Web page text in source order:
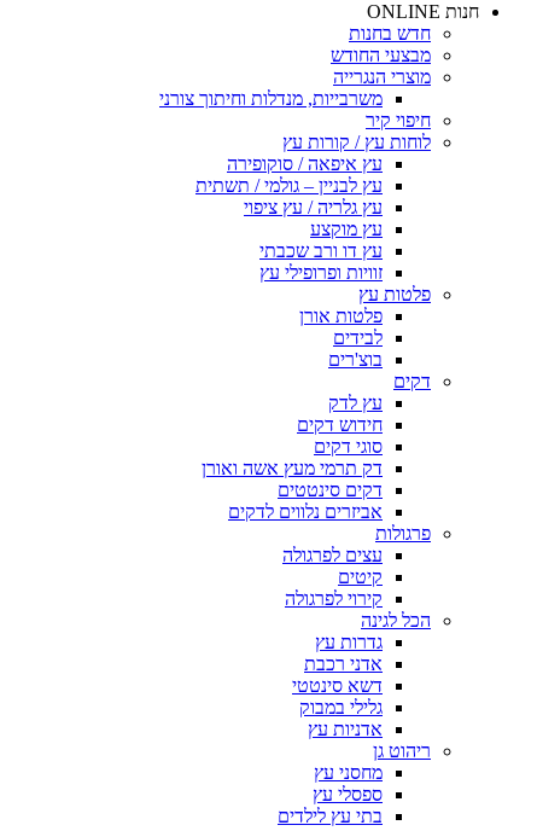
חנות ONLINE
חדש בחנות
מבצעי החודש
מוצרי הנגרייה
משרבייות, מנדלות וחיתוך צורני
חיפוי קיר
לוחות עץ / קורות עץ
עץ איפאה / סוקופירה
עץ לבניין – גולמי / תשתית
עץ גלריה / עץ ציפוי
עץ מוקצע
עץ דו ורב שכבתי
זוויות ופרופילי עץ
פלטות עץ
פלטות אורן
לבידים
בוצ'רים
דקים
עץ לדק
חידוש דקים
סוגי דקים
דק תרמי מעץ אשה ואורן
דקים סינטטים
אביזרים נלווים לדקים
פרגולות
עצים לפרגולה
קיטים
קירוי לפרגולה
הכל לגינה
גדרות עץ
אדני רכבת
דשא סינטטי
גלילי במבוק
אדניות עץ
ריהוט גן
מחסני עץ
ספסלי עץ
בתי עץ לילדים